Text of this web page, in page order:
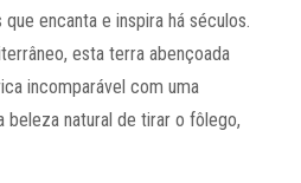
encanta e inspira há séculos.
esta terra abençoada
incomparável com uma
beleza natural de tirar o fôlego,